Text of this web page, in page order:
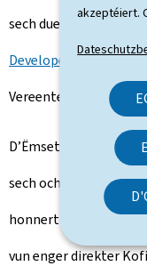
akzeptéiert.
sech duerch bilateral
Developement, a
Vereenten Natiounen
D’Ëmsetze vun der
sech och engersäits
honnert
unerkannte
vun enger direkter